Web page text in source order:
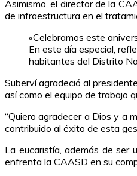
Asimismo, el director de la
de infraestructura en el
«Celebramos este
En este día especial,
habitantes del Distrito
Suberví agradeció al
así como el equipo de trabajo
“Quiero agradecer a Dios y a
contribuido al éxito de esta
La eucaristía, además de ser
enfrenta la CAASD en su